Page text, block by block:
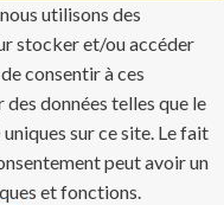
utilisons des
stocker et/ou accéder
consentir à ces
données telles que le
sur ce site. Le fait
peut avoir un
et fonctions.